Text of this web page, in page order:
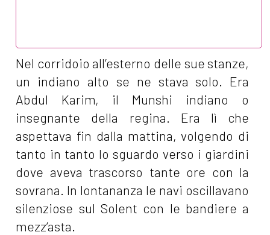
Nel corridoio all’esterno delle sue stanze,
un indiano alto se ne stava solo. Era
Abdul Karim, il Munshi indiano o
insegnante della regina. Era lì che
aspettava fin dalla mattina, volgendo di
tanto in tanto lo sguardo verso i giardini
dove aveva trascorso tante ore con la
sovrana. In lontananza le navi oscillavano
silenziose sul Solent con le bandiere a
mezz’asta.